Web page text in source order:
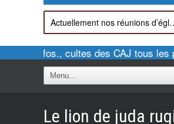
Actuellement nos réunions d’église
Pour infos., cultes des CAJ tous
Le lion de juda